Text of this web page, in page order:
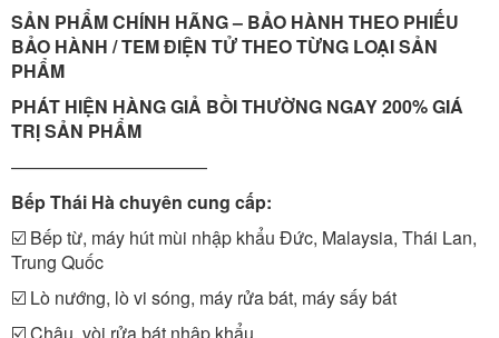
SẢN PHẨM CHÍNH HÃNG – BẢO HÀNH THEO PHIẾU
BẢO HÀNH / TEM ĐIỆN TỬ THEO TỪNG LOẠI SẢN
PHẨM
PHÁT HIỆN HÀNG GIẢ BỒI THƯỜNG NGAY 200% GIÁ
TRỊ SẢN PHẨM
———————————
Bếp Thái Hà chuyên cung cấp:
☑️ Bếp từ, máy hút mùi nhập khẩu Đức, Malaysia, Thái Lan,
Trung Quốc
☑️ Lò nướng, lò vi sóng, máy rửa bát, máy sấy bát
☑️ Chậu, vòi rửa bát nhập khẩu